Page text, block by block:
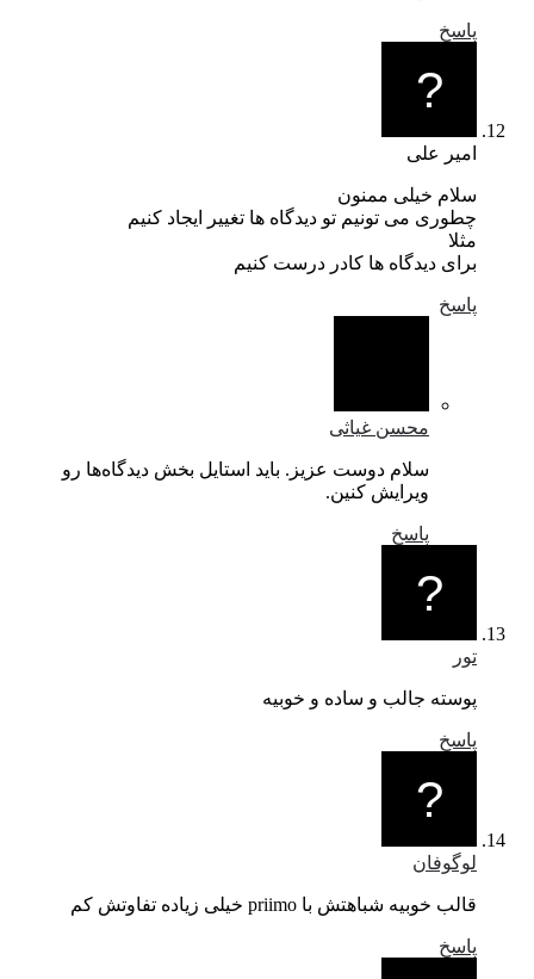
امیر علی
سلام خیلی ممنون
چطوری می تونیم تو دیدگاه ها تغییر ایجاد کنیم
برای دیدگاه ها کادر درست کنیم
محسن غیاثی
سلام دوست عزیز. باید استایل بخش دیدگاه‌ها رو
ویرایش کنین.
پوسته جالب و ساده و خوبیه
لوگوفان
قالب خوبیه شباهتش با priimo خیلی زیاده تفاوتش کم